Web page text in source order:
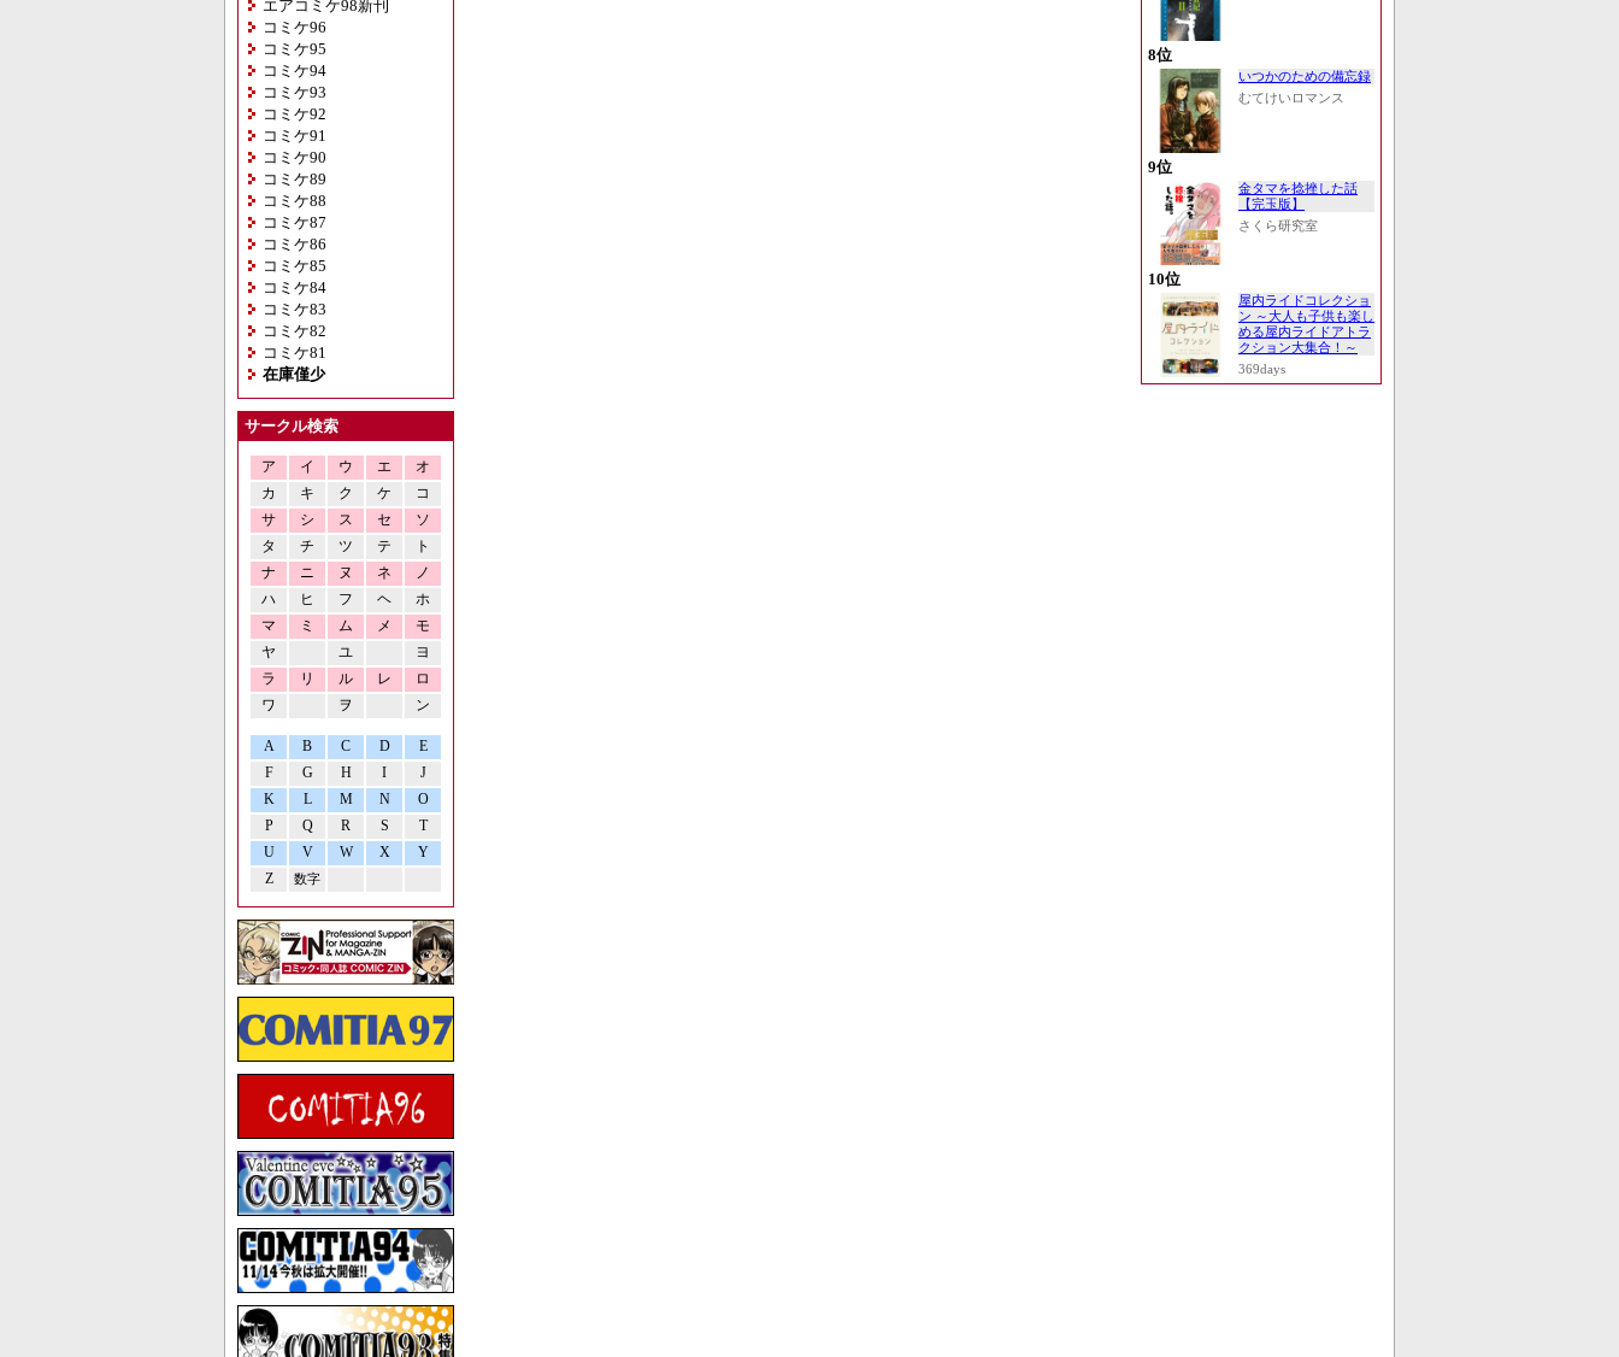
エアコミケ98新刊
コミケ96
コミケ95
コミケ94
コミケ93
コミケ92
コミケ91
コミケ90
コミケ89
コミケ88
コミケ87
コミケ86
コミケ85
コミケ84
コミケ83
コミケ82
コミケ81
在庫僅少
サークル検索
ア イ ウ エ
オ
カ
キ ク ケ
コ
サ
シ ス セ
ソ
タ
チ ツ テ
ト
ナ
ニ ヌ ネ
ノ
ハ
ヒ フ ヘ
ホ
マ
ミ ム メ
モ
ヤ
ユ
ヨ
ラ
リ ル レ
ロ
ワ
ヲ ン
A B C D
E
F
G H I
J
K
L M N
O
P
Q R S
T
U
V W X
Y
Z
数字
8位
いつかのための備忘録
むてけいロマンス
9位
金タマを捻挫した話
【完玉版】
さくら研究室
10位
屋内ライドコレクショ
ン ～大人も子供も楽し
める屋内ライドアトラ
クション大集合！～
369days